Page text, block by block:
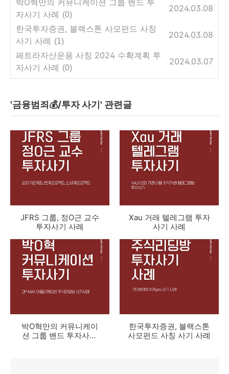
박O혁만의 커뮤니케이션 그룹 밴드 투
자사기 사례 (0)
2024.03.08
한국투자증권, 블랙스톤 사모펀드 사칭
사기 사례 (1)
2024.03.08
페트라자산운용 사칭 2024 수확계획 투
자사기 사례 (0)
2024.03.07
'금융범죄💰/투자 사기' 관련글
JFRS 그룹, 정O근 교수
투자사기 사례
Xau 거래 텔레그램 투자
사기 사례
박O혁만의 커뮤니케이
션 그룹 밴드 투자사기
한국투자증권, 블랙스톤
사모펀드 사칭 사기 사례